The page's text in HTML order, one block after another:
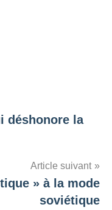
déshonore la
Article suivant
» à la mode
soviétique